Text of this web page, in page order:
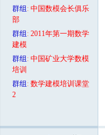
群组 : 中国数模会长俱乐
部
群组 : 2011年第一期数学
建模
群组 : 中国矿业大学数模
培训
群组 : 数学建模培训课堂
2